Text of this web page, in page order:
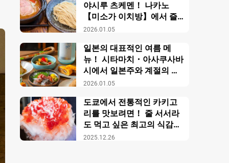
2026.01.05
야시루 츠케멘！ 나카노
【미소가 이치방】에서 즐
기는 창작 미소 라멘
2026.01.05
일본의 대표적인 여름 메
뉴！ 시타마치・아사쿠사바
시에서 일본주와 계절의 미
각을 만끽【니혼슈 바루 카
2025.12.26
도쿄에서 전통적인 카키고
리를 맛보려면！ 줄 서서라
도 먹고 싶은 최고의 식감의
비밀【우에노 카키고리 센